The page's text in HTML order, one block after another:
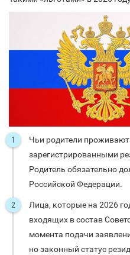
Чьи родители
зарегистрированными
Родитель обязательно
Российской Федерации.
Лица, которые на 2026
входящих в состав
момента подачи
но законный статус